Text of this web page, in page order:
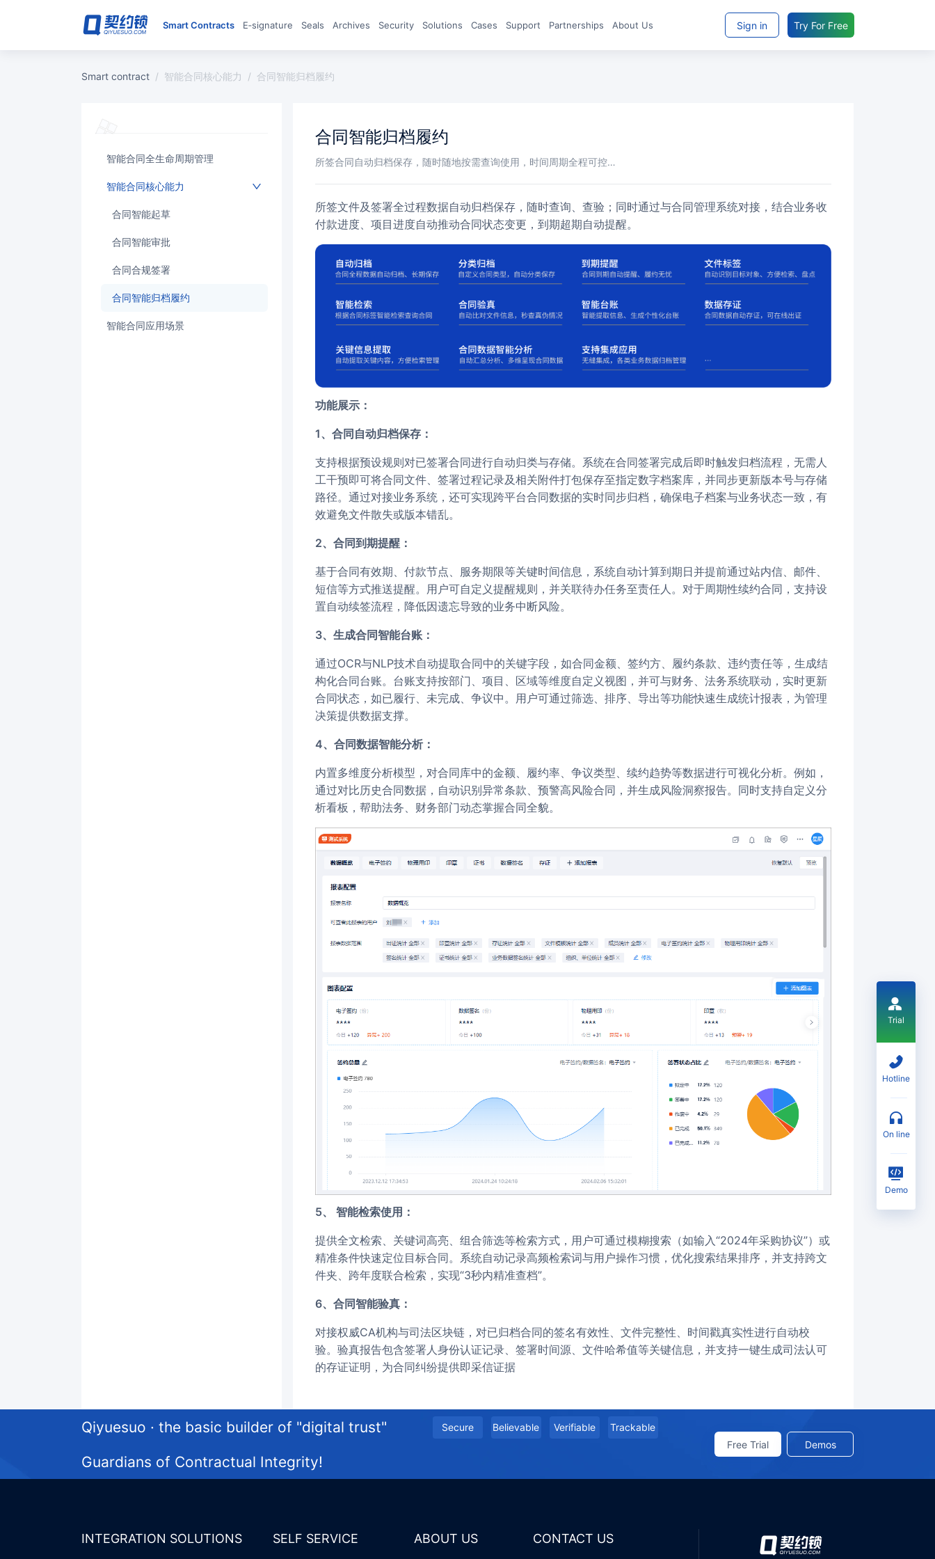
Smart Contracts E‑signature Seals archives Security Solutions Cases Support Partnerships About Us Sign in Try For Free
smart contract / 智能合同核心能力 / 合同智能归档履约
智能合同全生命周期管理
智能合同核心能力
合同智能起草
合同智能审批
合同合规签署
合同智能归档履约
智能合同应用场景
合同智能归档履约
所签合同自动归档保存，随时随地按需查询使用，时间周期全程可控…
所签文件及签署全过程数据自动归档保存，随时查询、查验；同时通过与合同管理系统对接，结合业务收
付款进度、项目进度自动推动合同状态变更，到期超期自动提醒。
功能展示：
1、合同自动归档保存：
支持根据预设规则对已签署合同进行自动归类与存储。系统在合同签署完成后即时触发归档流程，无需人
工干预即可将合同文件、签署过程记录及相关附件打包保存至指定数字档案库，并同步更新版本号与存储
路径。通过对接业务系统，还可实现跨平台合同数据的实时同步归档，确保电子档案与业务状态一致，有
效避免文件散失或版本错乱。
2、合同到期提醒：
基于合同有效期、付款节点、服务期限等关键时间信息，系统自动计算到期日并提前通过站内信、邮件、
短信等方式推送提醒。用户可自定义提醒规则，并关联待办任务至责任人。对于周期性续约合同，支持设
置自动续签流程，降低因遗忘导致的业务中断风险。
3、生成合同智能台账：
通过OCR与NLP技术自动提取合同中的关键字段，如合同金额、签约方、履约条款、违约责任等，生成结
构化合同台账。台账支持按部门、项目、区域等维度自定义视图，并可与财务、法务系统联动，实时更新
合同状态，如已履行、未完成、争议中。用户可通过筛选、排序、导出等功能快速生成统计报表，为管理
决策提供数据支撑。
4、合同数据智能分析：
内置多维度分析模型，对合同库中的金额、履约率、争议类型、续约趋势等数据进行可视化分析。例如，
通过对比历史合同数据，自动识别异常条款、预警高风险合同，并生成风险洞察报告。同时支持自定义分
析看板，帮助法务、财务部门动态掌握合同全貌。
5、 智能检索使用：
提供全文检索、关键词高亮、组合筛选等检索方式，用户可通过模糊搜索（如输入“2024年采购协议”）或
精准条件快速定位目标合同。系统自动记录高频检索词与用户操作习惯，优化搜索结果排序，并支持跨文
件夹、跨年度联合检索，实现“3秒内精准查档”。
6、合同智能验真：
对接权威CA机构与司法区块链，对已归档合同的签名有效性、文件完整性、时间戳真实性进行自动校
验。验真报告包含签署人身份认证记录、签署时间源、文件哈希值等关键信息，并支持一键生成司法认可
的存证证明，为合同纠纷提供即采信证据
Qiyuesuo · the basic builder of "digital trust" secure believable Verifiable trackable
Guardians of Contractual Integrity!
Free Trial Demos
INTEGRATION SOLUTIONS SELF SERVICE ABOUT US CONTACT US
Trial
Hotline
on line
Demo